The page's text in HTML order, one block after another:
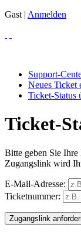
Gast | Anmelden
Support-
Neues Ticket
Ticket-Status
Ticket-
Bitte geben Sie
Zugangslink wird
E-Mail-Adresse:
Ticketnummer: